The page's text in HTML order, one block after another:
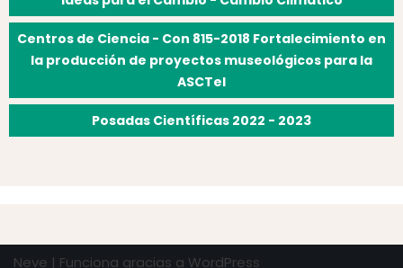
Centros de Ciencia - Con 815-2018 Fortalecimiento en
la producción de proyectos museológicos para la
ASCTeI
Posadas Científicas 2022 - 2023
Neve | Funciona gracias a WordPress